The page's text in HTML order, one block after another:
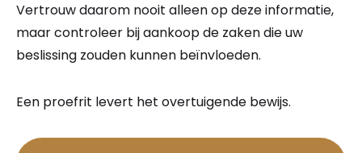
Vertrouw daarom nooit alleen op deze informatie,
maar controleer bij aankoop de zaken die uw
beslissing zouden kunnen beïnvloeden.
Een proefrit levert het overtuigende bewijs.